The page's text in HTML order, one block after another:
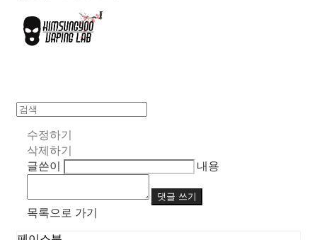
수정하기
삭제하기
글쓴이
내용
댓글 쓰기
목록으로 가기